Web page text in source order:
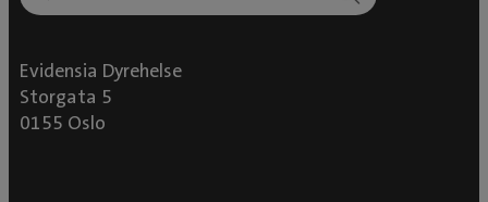
Evidensia Dyrehelse
Storgata 5
0155 Oslo